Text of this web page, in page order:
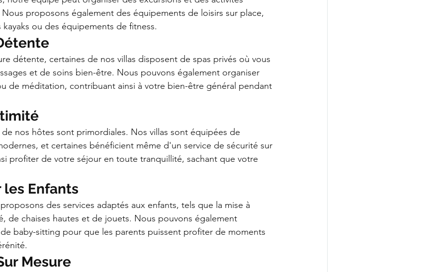
Nous proposons également des équipements de loisirs sur place,
ou des équipements de fitness.
détente, certaines de nos villas disposent de spas privés où vous
et de soins bien-être. Nous pouvons également organiser
de méditation, contribuant ainsi à votre bien-être général pendant
nos hôtes sont primordiales. Nos villas sont équipées de
et certaines bénéficient même d'un service de sécurité sur
profiter de votre séjour en toute tranquillité, sachant que votre
les Enfants
des services adaptés aux enfants, tels que la mise à
de chaises hautes et de jouets. Nous pouvons également
baby-sitting pour que les parents puissent profiter de moments
Mesure